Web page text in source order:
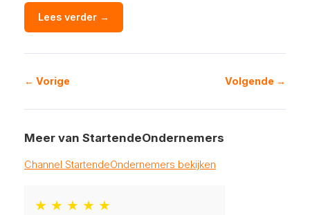
Lees verder →
← Vorige Volgende →
Meer van StartendeOndernemers
Channel StartendeOndernemers bekijken
★ ★ ★ ★ ★